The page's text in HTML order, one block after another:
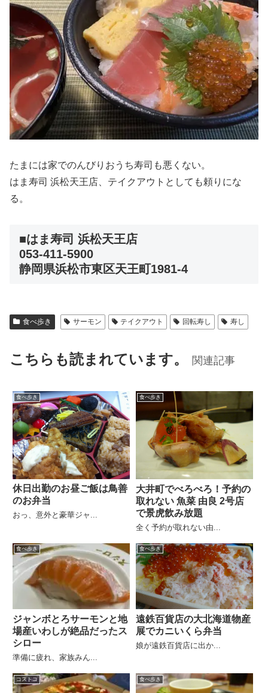
たまには家でのんびりおうち寿司も悪くない。
はま寿司 浜松天王店、テイクアウトとしても頼りにな
る。
■はま寿司 浜松天王店
053-411-5900
静岡県浜松市東区天王町1981-4
食べ歩き サーモン テイクアウト 回転寿し 寿し
こちらも読まれています。 関連記事
食べ歩き
休日出勤のお昼ご飯は鳥善
のお弁当
おっ、意外と豪華ジャ...
食べ歩き
大井町でべろべろ！予約の
取れない 魚菜 由良 2号店
で景虎飲み放題
全く予約が取れない由...
食べ歩き
ジャンボとろサーモンと地
場産いわしが絶品だったス
シロー
準備に疲れ、家族みん...
食べ歩き
遠鉄百貨店の大北海道物産
展でカニいくら弁当
娘が遠鉄百貨店に出か...
コストコ 食べ歩き